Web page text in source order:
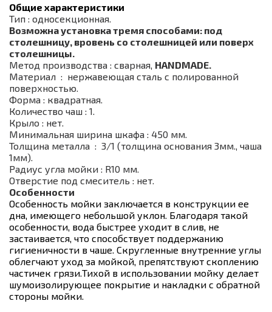
Общие характеристики
Тип : односекционная.
Возможна установка тремя способами: под
столешницу, вровень со столешницей или поверх
столешницы.
Метод производства : сварная, HANDMADE.
Материал : нержавеющая сталь с полированной
поверхностью.
Форма : квадратная.
Количество чаш : 1.
Крыло : нет.
Минимальная ширина шкафа : 450 мм.
Толщина металла : 3/1 (толщина основания 3мм., чаша
1мм).
Радиус угла мойки : R10 мм.
Отверстие под смеситель : нет.
Особенности
Особенность мойки заключается в конструкции ее
дна, имеющего небольшой уклон. Благодаря такой
особенности, вода быстрее уходит в слив, не
застаивается, что способствует поддержанию
гигиеничности в чаше. Скругленные внутренние углы
облегчают уход за мойкой, препятствуют скоплению
частичек грязи.Тихой в использовании мойку делает
шумоизолирующее покрытие и накладки с обратной
стороны мойки.